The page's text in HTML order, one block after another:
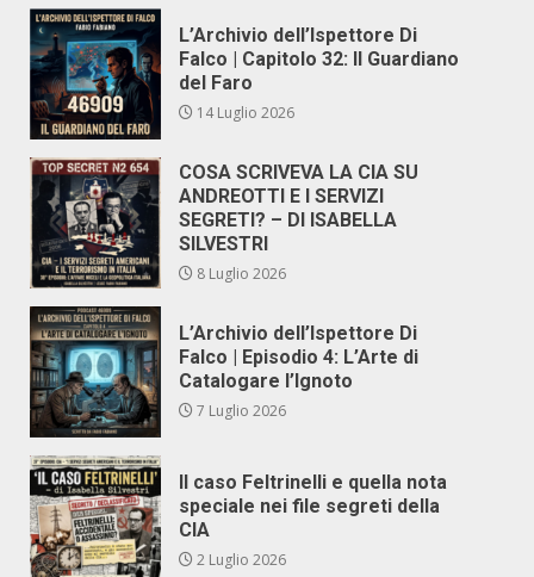
L’Archivio dell’Ispettore Di
Falco | Capitolo 32: Il Guardiano
del Faro
14 Luglio 2026
COSA SCRIVEVA LA CIA SU
ANDREOTTI E I SERVIZI
SEGRETI? – DI ISABELLA
SILVESTRI
8 Luglio 2026
L’Archivio dell’Ispettore Di
Falco | Episodio 4: L’Arte di
Catalogare l’Ignoto
7 Luglio 2026
Il caso Feltrinelli e quella nota
speciale nei file segreti della
CIA
2 Luglio 2026